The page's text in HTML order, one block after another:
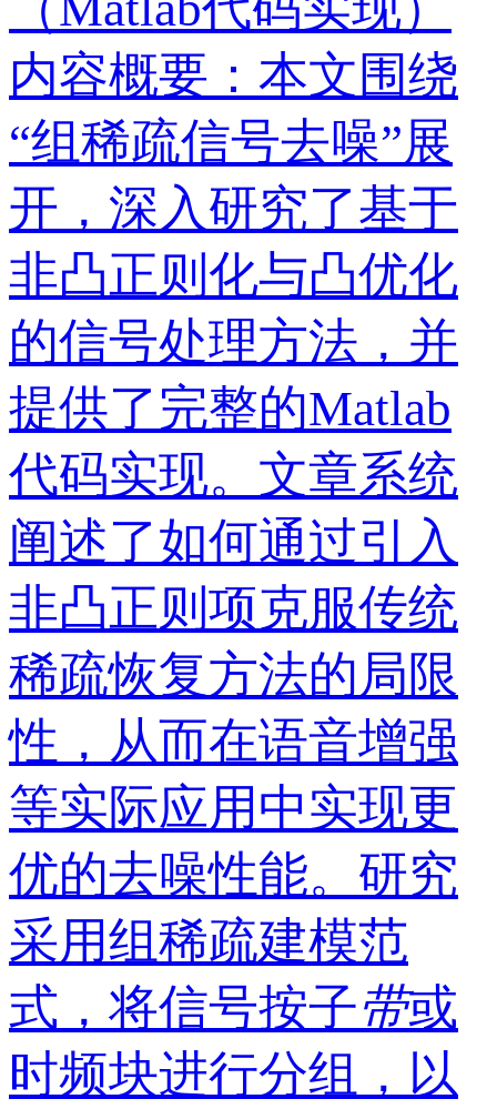
内容概要：本文围绕
“组稀疏信号去噪”展
开，深入研究了基于
非凸正则化与凸优化
的信号处理方法，并
提供了完整的Matlab
代码实现。文章系统
阐述了如何通过引入
非凸正则项克服传统
稀疏恢复方法的局限
性，从而在语音增强
等实际应用中实现更
优的去噪性能。研究
采用组稀疏建模范
式，将信号按子带或
时频块进行分组，以